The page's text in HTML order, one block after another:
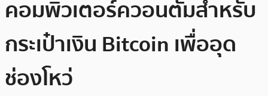
คอมพิวเตอร์ควอนตัมสำหรับ
กระเป๋าเงิน Bitcoin เพื่ออุด
ช่องโหว่